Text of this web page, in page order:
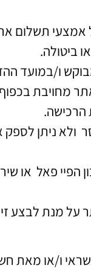
תשלום
ביטולה.
ו/במועד
מחויבת
הרכישה.
ולא ניתן
פאל או
על מנת לבצע
ו/או מאת